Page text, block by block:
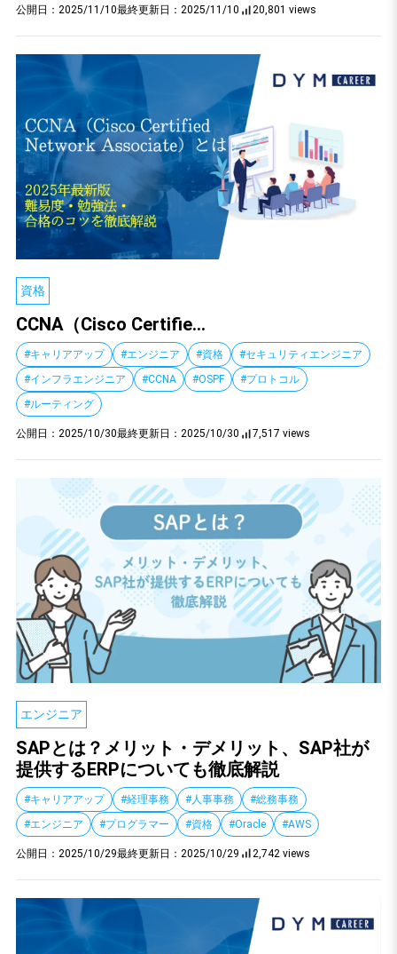
公開日： 2025/11/10最終更新日： 2025/11/10 20,801 views
資格
CCNA（Cisco Certifie...
#キャリアアップ #エンジニア #資格
#セキュリティエンジニア
#インフラエンジニア
#CCNA #OSPF
#プロトコル
#ルーティング
公開日： 2025/10/30最終更新日： 2025/10/30 7,517 views
エンジニア
SAPとは？メリット・デメリット、SAP社が
提供するERPについても徹底解説
#キャリアアップ #経理事務 #人事事務
#総務事務
#エンジニア
#プログラマー #資格 #Oracle #AWS
公開日： 2025/10/29最終更新日： 2025/10/29 2,742 views